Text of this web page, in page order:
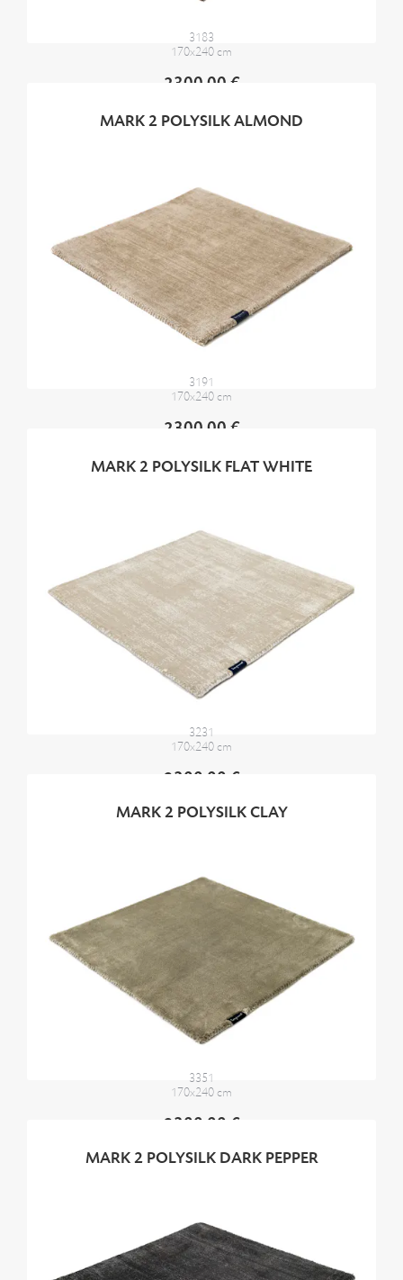
3183
170x240 cm
2300,00 €
MARK 2 POLYSILK ALMOND
3191
170x240 cm
2300,00 €
MARK 2 POLYSILK FLAT WHITE
3231
170x240 cm
2300,00 €
MARK 2 POLYSILK CLAY
3351
170x240 cm
2300,00 €
MARK 2 POLYSILK DARK PEPPER